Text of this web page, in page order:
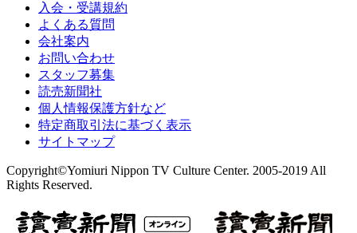
入会・受講規約
よくある質問
会社案内
お問い合わせ
スタッフ募集
読売新聞社
個人情報保護方針など
特定商取引法に基づく表示
サイトマップ
Copyright©Yomiuri Nippon TV Culture Center. 2005-2019 All
Rights Reserved.